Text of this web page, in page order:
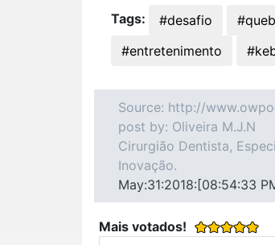
Tags: #desafio
#entretenimento
Source: http://
post by: Oliveira M.J.N
Cirurgião Dentista,
Inovação.
May:31:2018:[08:54:33
Mais votados!